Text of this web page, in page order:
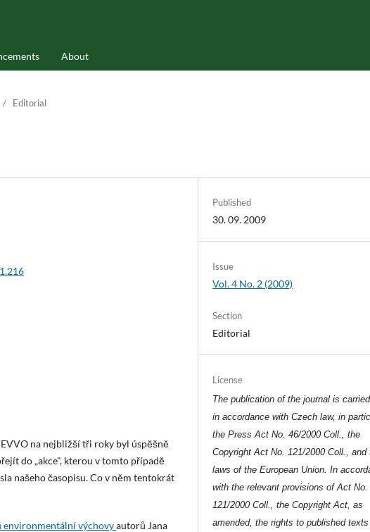
About
/ Editorial
na nejbližší tři roky byl úspěšně
do „akce", kterou v tomto případě
našeho časopisu. Co v něm tentokrát
environmentální výchovyautorů Jana
Published
30. 09. 2009
Issue
Vol. 4 No. 2 (2009)
Section
Editorial
License
The publication of the journal is
in accordance with Czech law, in
the Press Act No. 46/2000 Coll., the
Copyright Act No. 121/2000 Coll., and
laws of the European Union. In
with the relevant provisions of Act No.
121/2000 Coll., the Copyright Act, as
amended, the rights to published